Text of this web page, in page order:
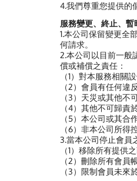
4.我們尊重您提供的
服務變更、終止、暫
1.本公司保留變更全
何請求。
2.本公司以目前一般
償或補償之責任：
（1）對本服務相關
（2）會員有任何違
（3）天災或其他不
（4）其他不可歸責
（5）本公司或其合
（6）非本公司所
3.當本公司停止會員
（1）移除所有提供
（2）刪除所有會員
（3）限制會員未來